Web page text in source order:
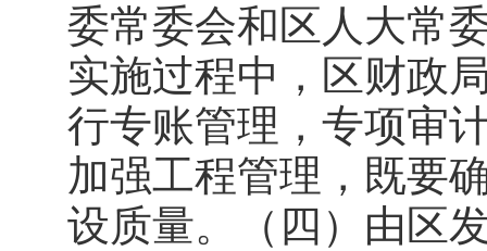
委常委会和区人大常
实施过程中，区财政
行专账管理，专项审
加强工程管理，既要
设质量。（四）由区